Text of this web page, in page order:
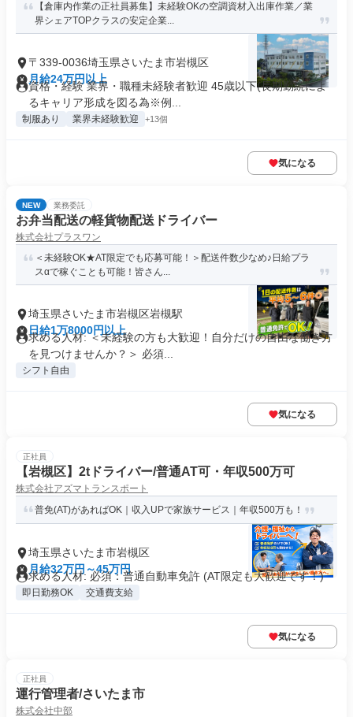
【倉庫内作業の正社員募集】未経験OKの空調資材入出庫作業／業
界シェアTOPクラスの安定企業...
〒339-0036埼玉県さいたま市岩槻区
月給24万円以上
資格・経験 業界・職種未経験者歓迎 45歳以下(長期勤続によ
るキャリア形成を図る為※例...
制服あり 業界未経験歓迎 +13個
気になる
NEW 業務委託
お弁当配送の軽貨物配送ドライバー
株式会社プラスワン
＜未経験OK★AT限定でも応募可能！＞配送件数少なめ♪日給プラ
スαで稼ぐことも可能！皆さん...
埼玉県さいたま市岩槻区岩槻駅
日給1万8000円以上
求める人材: ＜未経験の方も大歓迎！自分だけの自由な働き方
を見つけませんか？＞ 必須...
シフト自由
気になる
正社員
【岩槻区】2tドライバー/普通AT可・年収500万可
株式会社アズマトランスポート
普免(AT)があればOK｜収入UPで家族サービス｜年収500万も！
埼玉県さいたま市岩槻区
月給32万円～45万円
求める人材: 必須：普通自動車免許 (AT限定も大歓迎です！)
即日勤務OK 交通費支給
気になる
正社員
運行管理者/さいたま市
株式会社中部